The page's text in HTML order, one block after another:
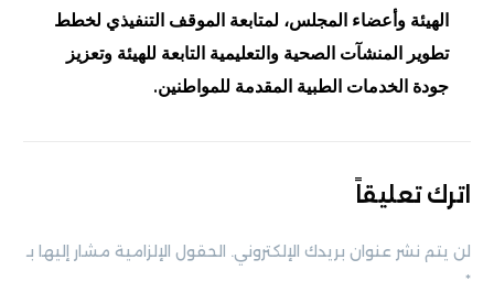
الهيئة وأعضاء المجلس، لمتابعة الموقف التنفيذي لخطط
تطوير المنشآت الصحية والتعليمية التابعة للهيئة وتعزيز
جودة الخدمات الطبية المقدمة للمواطنين.
اترك تعليقاً
لن يتم نشر عنوان بريدك الإلكتروني. الحقول الإلزامية مشار إليها بـ